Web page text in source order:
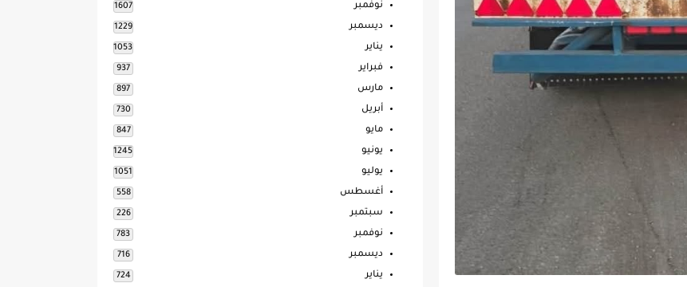
نوفمبر 1607
ديسمبر 1229
يناير 1053
فبراير 937
مارس 897
أبريل 730
مايو 847
يونيو 1245
يوليو 1051
أغسطس 558
سبتمبر 226
نوفمبر 783
ديسمبر 716
يناير 724